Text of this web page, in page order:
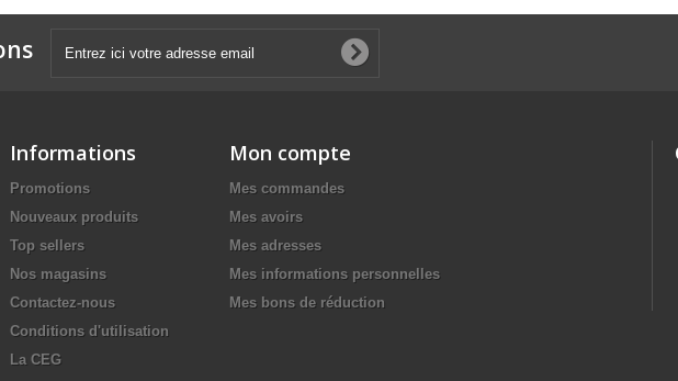
Informations
Promotions
Nouveaux produits
Top sellers
Nos magasins
Contactez-nous
Conditions d'utilisation
La CEG
Mon compte
Mes commandes
Mes avoirs
Mes adresses
Mes informations personnelles
Mes bons de réduction